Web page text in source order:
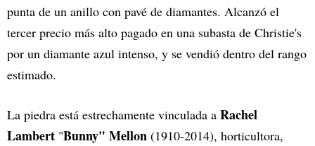
punta de un anillo con pavé de diamantes. Alcanzó el
tercer precio más alto pagado en una subasta de Christie's
por un diamante azul intenso, y se vendió dentro del rango
estimado.
La piedra está estrechamente vinculada a Rachel
Lambert "Bunny" Mellon (1910-2014), horticultora,